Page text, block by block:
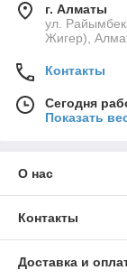
г. Алматы
ул.
Жигер),
Контакты
Сегодня
Показать
О нас
Контакты
Доставка и